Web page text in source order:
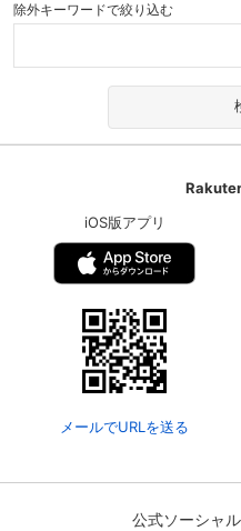
除外キーワードで絞り込む
iOS版アプリ
メールでURLを送る
公式ソーシャ